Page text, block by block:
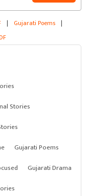
| Gujarati Poems |
Stories
Gujarati Poems
Gujarati Drama